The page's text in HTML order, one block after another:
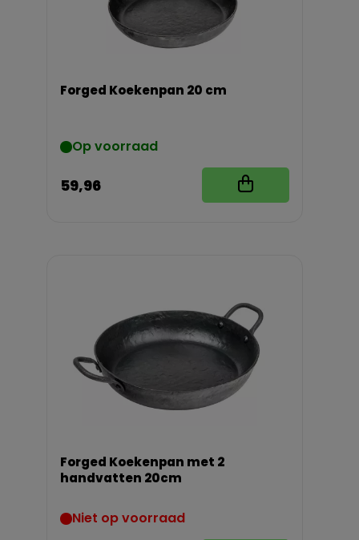
Forged Koekenpan 20 cm
Op voorraad
59,96
Forged Koekenpan met 2
handvatten 20cm
Niet op voorraad